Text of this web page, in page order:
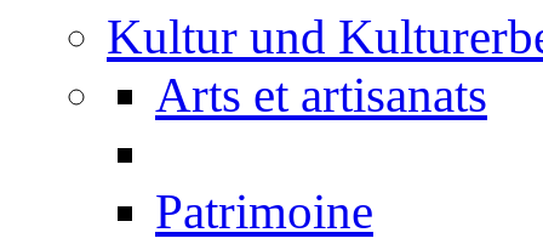
Kultur und
Arts et artisanats
Patrimoine